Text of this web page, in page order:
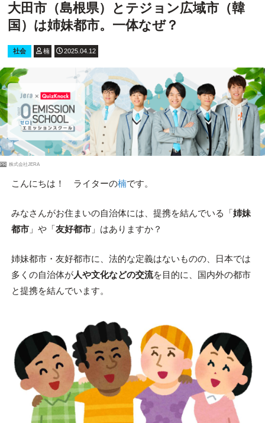
大田市（島根県）とテジョン広域市（韓
国）は姉妹都市。一体なぜ？
社会 楠 2025.04.12
PR 株式会社JERA
こんにちは！ ライターの楠です。
みなさんがお住まいの自治体には、提携を結んでいる「姉妹
都市」や「友好都市」はありますか？
姉妹都市・友好都市に、法的な定義はないものの、日本では
多くの自治体が人や文化などの交流を目的に、国内外の都市
と提携を結んでいます。